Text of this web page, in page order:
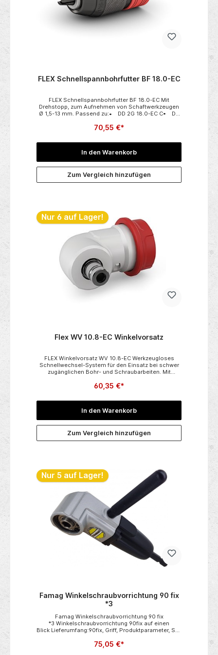
FLEX Schnellspannbohrfutter BF 18.0-EC
FLEX Schnellspannbohrfutter BF 18.0-EC Mit
Drehstopp, zum Aufnehmen von Schaftwerkzeugen
Ø 1,5-13 mm. Passend zu:• DD 2G 18.0-EC C• DD
EC C• DD 4G 18.0-EC• DD 4G 18.0-EC/5.0
18.0-EC/5.0 Set Technische
70,55 €*
In den Warenkorb
Zum Vergleich hinzufügen
Nur 6 auf Lager!
Flex WV 10.8-EC Winkelvorsatz
FLEX Winkelvorsatz WV 10.8-EC Werkzeugloses
Schnellwechsel-System für den Einsatz bei schwer
zugänglichen Bohr- und Schraubarbeiten. Mit
und Schrauberbits und zur Aufnahme des
DD/PD 10.8-EC). Passend zu:• DD 2G 10.8-EC• DD
EC/6.0 Set Technische Daten:• Verpackungseinheit
1
60,35 €*
In den Warenkorb
Zum Vergleich hinzufügen
Nur 5 auf Lager!
Famag Winkelschraubvorrichtung 90 fix
*3
Famag Winkelschraubvorrichtung 90 fix
*3 Winkelschraubvorrichtung 90fix auf einen
Blick Lieferumfang:90fix, Griff, Produktparameter, SB-
Bautiefe 40 mm, Aufnahme für ¼ Inch
75,05 €*